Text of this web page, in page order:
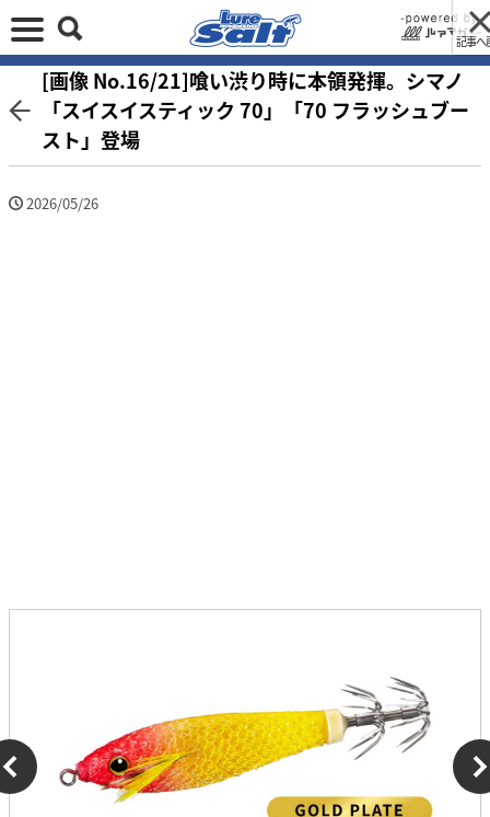
記事へ
[画像 No.16/21]喰い渋り時に本領発揮。シマノ
「スイスイスティック 70」「70 フラッシュブー
スト」登場
2026/05/26